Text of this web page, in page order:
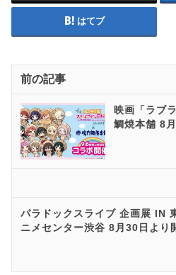
はてブ
前の記事
映画「ラブ
鯛焼本舗 8
パラドックスライブ 企画展 IN
ニメセンター渋谷 8月30日より